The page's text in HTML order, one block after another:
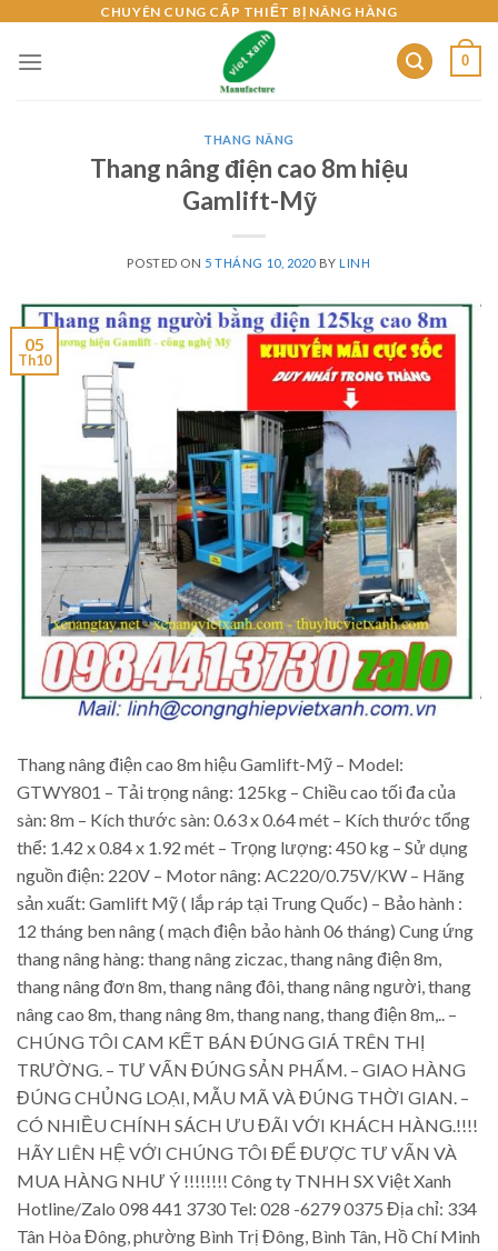
content
CHUYÊN CUNG CẤP THIẾT BỊ NÂNG HÀNG
0
THANG NÂNG
Thang nâng điện cao 8m hiệu
Gamlift-Mỹ
POSTED ON 5 THÁNG 10, 2020 BYLINH
05
Th10
Thang nâng điện cao 8m hiệu Gamlift-Mỹ – Model:
GTWY801 – Tải trọng nâng: 125kg – Chiều cao tối đa của
sàn: 8m – Kích thước sàn: 0.63 x 0.64 mét – Kích thước tổng
thể: 1.42 x 0.84 x 1.92 mét – Trọng lượng: 450 kg – Sử dụng
nguồn điện: 220V – Motor nâng: AC220/0.75V/KW – Hãng
sản xuất: Gamlift Mỹ ( lắp ráp tại Trung Quốc) – Bảo hành :
12 tháng ben nâng ( mạch điện bảo hành 06 tháng) Cung ứng
thang nâng hàng: thang nâng ziczac, thang nâng điện 8m,
thang nâng đơn 8m, thang nâng đôi, thang nâng người, thang
nâng cao 8m, thang nâng 8m, thang nang, thang điện 8m,.. –
CHÚNG TÔI CAM KẾT BÁN ĐÚNG GIÁ TRÊN THỊ
TRƯỜNG. – TƯ VẤN ĐÚNG SẢN PHẨM. – GIAO HÀNG
ĐÚNG CHỦNG LOẠI, MẪU MÃ VÀ ĐÚNG THỜI GIAN. –
CÓ NHIỀU CHÍNH SÁCH ƯU ĐÃI VỚI KHÁCH HÀNG.!!!!
HÃY LIÊN HỆ VỚI CHÚNG TÔI ĐỂ ĐƯỢC TƯ VẤN VÀ
MUA HÀNG NHƯ Ý !!!!!!!! Công ty TNHH SX Việt Xanh
Hotline/Zalo 098 441 3730 Tel: 028 -6279 0375 Địa chỉ: 334
Tân Hòa Đông, phường Bình Trị Đông, Bình Tân, Hồ Chí Minh